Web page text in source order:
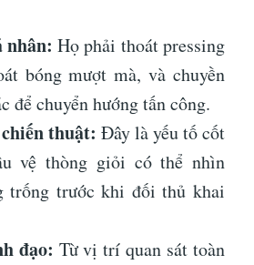
nhân: Họ phải thoát pressing
bóng mượt mà, và chuyền
để chuyển hướng tấn công.
thuật: Đây là yếu tố cốt
vệ thòng giỏi có thể nhìn
trống trước khi đối thủ khai
đạo: Từ vị trí quan sát toàn